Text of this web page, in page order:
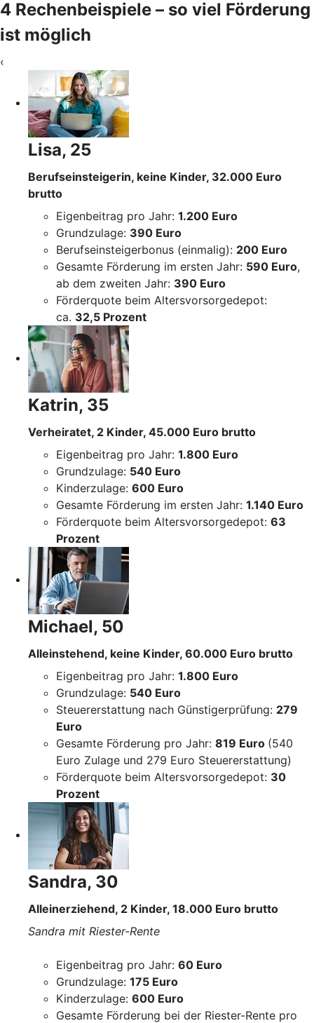
4 Rechenbeispiele – so viel Förderung
ist möglich
‹
Lisa, 25
Berufseinsteigerin, keine Kinder, 32.000 Euro
brutto
Eigenbeitrag pro Jahr: 1.200 Euro
Grundzulage: 390 Euro
Berufseinsteigerbonus (einmalig): 200 Euro
Gesamte Förderung im ersten Jahr: 590 Euro,
ab dem zweiten Jahr: 390 Euro
Förderquote beim Altersvorsorgedepot:
ca. 32,5 Prozent
Katrin, 35
Verheiratet, 2 Kinder, 45.000 Euro brutto
Eigenbeitrag pro Jahr: 1.800 Euro
Grundzulage: 540 Euro
Kinderzulage: 600 Euro
Gesamte Förderung im ersten Jahr: 1.140 Euro
Förderquote beim Altersvorsorgedepot: 63
Prozent
Michael, 50
Alleinstehend, keine Kinder, 60.000 Euro brutto
Eigenbeitrag pro Jahr: 1.800 Euro
Grundzulage: 540 Euro
Steuererstattung nach Günstigerprüfung: 279
Euro
Gesamte Förderung pro Jahr: 819 Euro (540
Euro Zulage und 279 Euro Steuererstattung)
Förderquote beim Altersvorsorgedepot: 30
Prozent
Sandra, 30
Alleinerziehend, 2 Kinder, 18.000 Euro brutto
Sandra mit Riester-Rente
Eigenbeitrag pro Jahr: 60 Euro
Grundzulage: 175 Euro
Kinderzulage: 600 Euro
Gesamte Förderung bei der Riester-Rente pro